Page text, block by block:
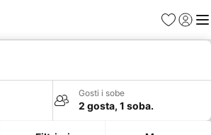
FavoritiPrijavi
Gosti i sobe
2 gosta, 1 soba.